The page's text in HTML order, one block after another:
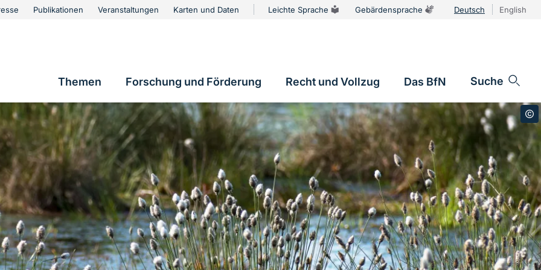
Publikationen Veranstaltungen Karten und Daten Leichte Sprache Gebärdensprache Deutsch English
Hauptnavigation
Themen Forschung und Förderung Recht und Vollzug Das BfN Suche